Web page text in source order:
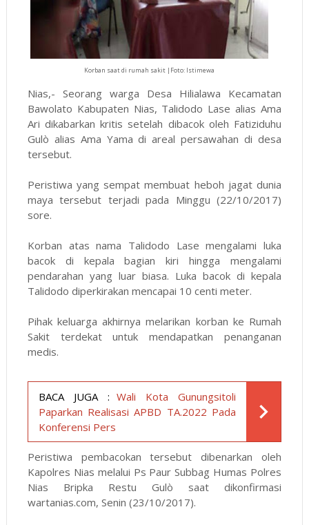
Korban saat di rumah sakit |Foto: Istimewa
Nias,- Seorang warga Desa Hilialawa Kecamatan
Bawolato Kabupaten Nias, Talidodo Lase alias Ama
Ari dikabarkan kritis setelah dibacok oleh Fatiziduhu
Gulò alias Ama Yama di areal persawahan di desa
tersebut.
Peristiwa yang sempat membuat heboh jagat dunia
maya tersebut terjadi pada Minggu (22/10/2017)
sore.
Korban atas nama Talidodo Lase mengalami luka
bacok di kepala bagian kiri hingga mengalami
pendarahan yang luar biasa. Luka bacok di kepala
Talidodo diperkirakan mencapai 10 centi meter.
Pihak keluarga akhirnya melarikan korban ke Rumah
Sakit terdekat untuk mendapatkan penanganan
medis.
BACA JUGA : Wali Kota Gunungsitoli
Paparkan Realisasi APBD TA.2022 Pada
Konferensi Pers
Peristiwa pembacokan tersebut dibenarkan oleh
Kapolres Nias melalui Ps Paur Subbag Humas Polres
Nias Bripka Restu Gulò saat dikonfirmasi
wartanias.com, Senin (23/10/2017).